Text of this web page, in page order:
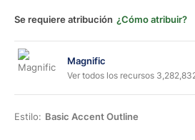
Se requiere atribución ¿Cómo atribuir?
Magnific
Ver todos los recursos
Estilo: Basic Accent Outline